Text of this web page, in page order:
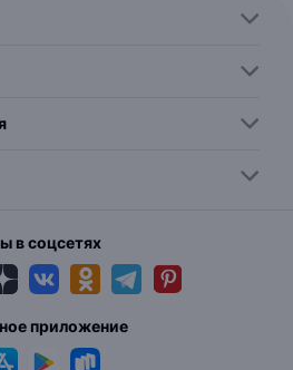
в соцсетях
приложение